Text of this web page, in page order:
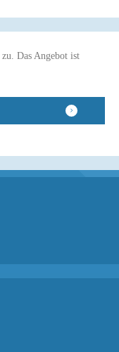
zu. Das Angebot ist